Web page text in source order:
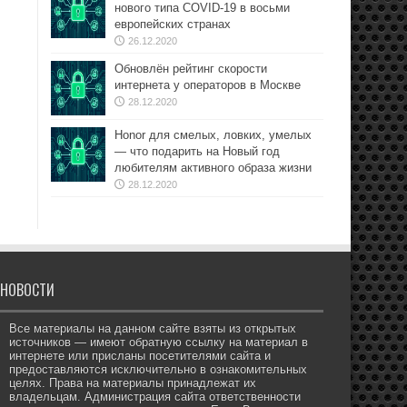
нового типа COVID-19 в восьми
европейских странах
26.12.2020
Обновлён рейтинг скорости
интернета у операторов в Москве
28.12.2020
Honor для смелых, ловких, умелых
— что подарить на Новый год
любителям активного образа жизни
28.12.2020
НОВОСТИ
Все материалы на данном сайте взяты из открытых
источников — имеют обратную ссылку на материал в
интернете или присланы посетителями сайта и
предоставляются исключительно в ознакомительных
целях. Права на материалы принадлежат их
владельцам. Администрация сайта ответственности